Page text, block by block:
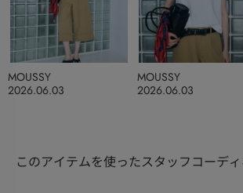
2026.06.03
MOUSSY
2026.06.03
MOUSSY
このアイテムを使ったスタッフコーデ